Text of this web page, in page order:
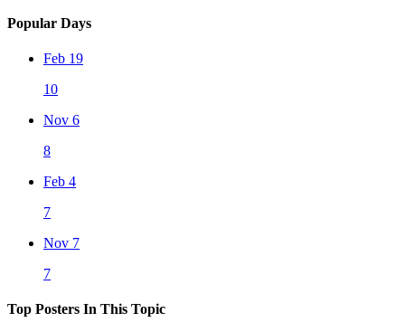
Popular Days
Feb 19
10
Nov 6
8
Feb 4
7
Nov 7
7
Top Posters In This Topic